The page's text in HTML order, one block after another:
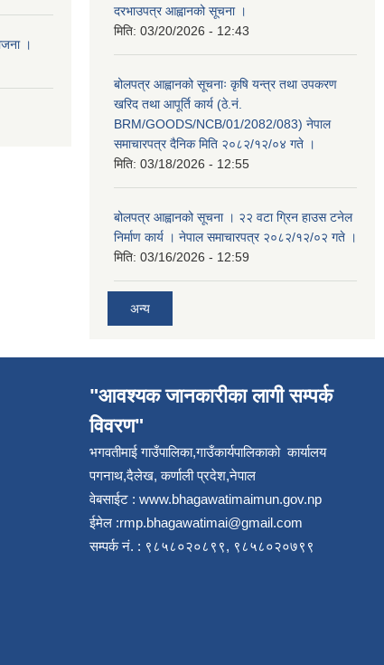
।
दरभाउपत्र आह्वानको सूचना ।
मिति: 03/20/2026 - 12:43
बोलपत्र आह्वानको सूचनाः कृषि यन्त्र तथा उपकरण
खरिद तथा आपूर्ति कार्य (ठे.नं.
BRM/GOODS/NCB/01/2082/083) नेपाल
समाचारपत्र दैनिक मिति २०८२/१२/०४ गते ।
मिति: 03/18/2026 - 12:55
बोलपत्र आह्वानको सूचना । २२ वटा ग्रिन हाउस टनेल
निर्माण कार्य । नेपाल समाचारपत्र २०८२/१२/०२ गते ।
मिति: 03/16/2026 - 12:59
अन्य
"आवश्यक जानकारीका लागी सम्पर्क
विवरण"
भगवतीमाई गाउँपालिका,गाउँकार्यपालिकाको कार्यालय
पगनाथ,दैलेख, कर्णाली प्रदेश,नेपाल
वेबसाईट : www.bhagawatimaimun.gov.np
ईमेल :rmp.bhagawatimai@gmail.com
सम्पर्क नं. : ९८५८०२०८९९, ९८५८०२०७९९